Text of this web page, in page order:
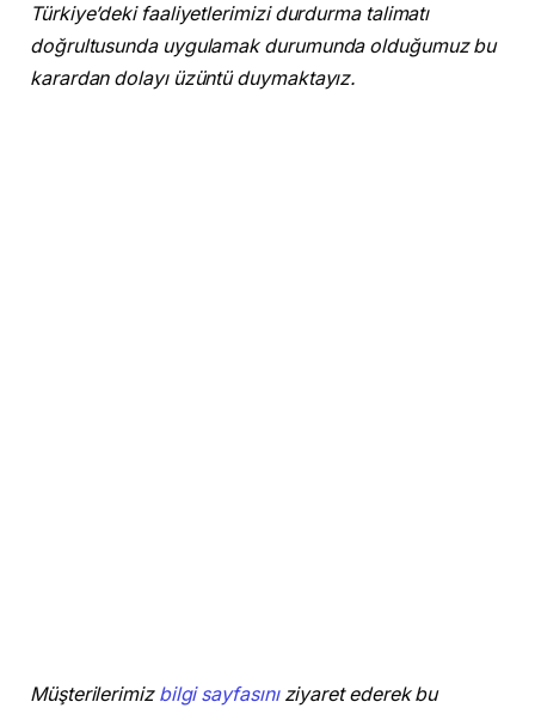
Türkiye’deki faaliyetlerimizi durdurma talimatı
doğrultusunda uygulamak durumunda olduğumuz bu
karardan dolayı üzüntü duymaktayız.
Müşterilerimiz bilgi sayfasınıziyaret ederek bu